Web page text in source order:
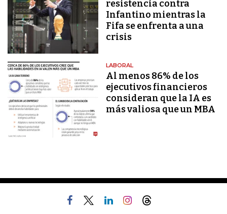
resistencia contra
Infantino mientras la
Fifa se enfrenta a una
crisis
LABORAL
Al menos 86% de los
ejecutivos financieros
consideran que la IA es
más valiosa que un MBA